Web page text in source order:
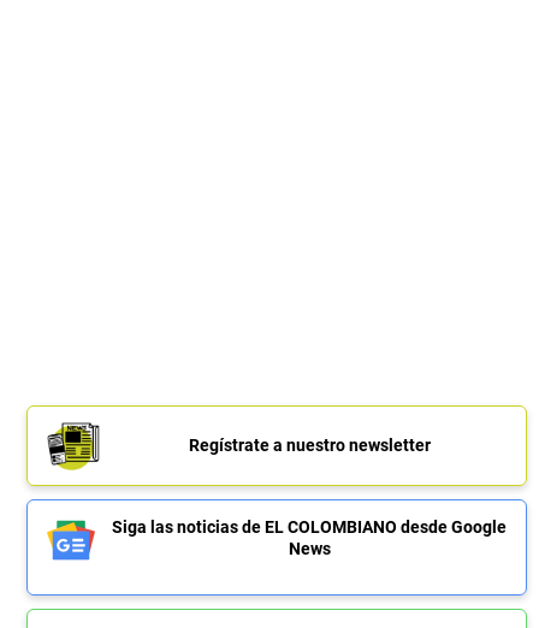
Regístrate a nuestro newsletter
Siga las noticias de EL COLOMBIANO desde Google
News